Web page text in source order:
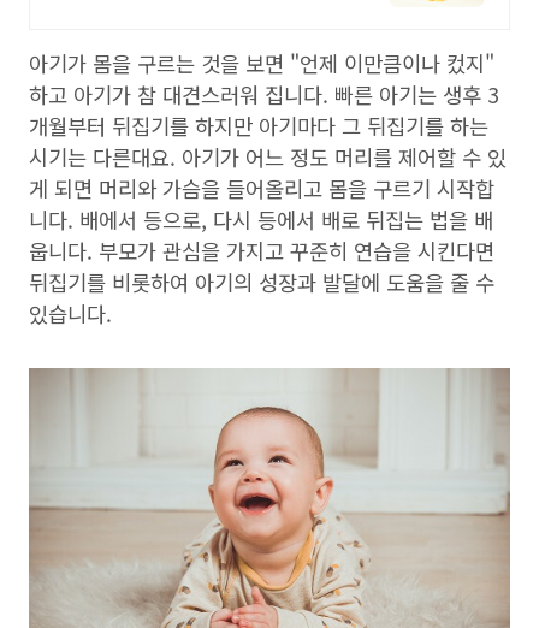
아기가 몸을 구르는 것을 보면 "언제 이만큼이나 컸지"
하고 아기가 참 대견스러워 집니다. 빠른 아기는 생후 3
개월부터 뒤집기를 하지만 아기마다 그 뒤집기를 하는
시기는 다른대요. 아기가 어느 정도 머리를 제어할 수 있
게 되면 머리와 가슴을 들어올리고 몸을 구르기 시작합
니다. 배에서 등으로, 다시 등에서 배로 뒤집는 법을 배
웁니다. 부모가 관심을 가지고 꾸준히 연습을 시킨다면
뒤집기를 비롯하여 아기의 성장과 발달에 도움을 줄 수
있습니다.